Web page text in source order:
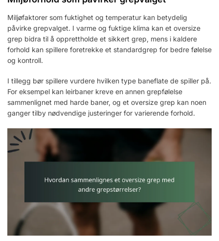
Miljøfaktorer som fuktighet og temperatur kan betydelig
påvirke grepvalget. I varme og fuktige klima kan et oversize
grep bidra til å opprettholde et sikkert grep, mens i kaldere
forhold kan spillere foretrekke et standardgrep for bedre følelse
og kontroll.
I tillegg bør spillere vurdere hvilken type baneflate de spiller på.
For eksempel kan leirbaner kreve en annen grepfølelse
sammenlignet med harde baner, og et oversize grep kan noen
ganger tilby nødvendige justeringer for varierende forhold.